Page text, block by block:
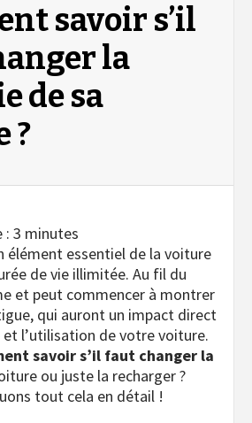
savoir s’il
la
de sa
?
: 3 minutes
élément essentiel de la voiture
de vie illimitée. Au fil du
et peut commencer à montrer
qui auront un impact direct
l’utilisation de votre voiture.
savoir s’il faut changer la
ou juste la recharger ?
tout cela en détail !